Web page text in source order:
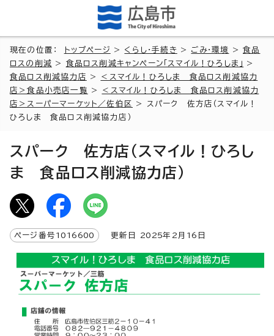
現在の位置： トップページ > くらし・手続き > ごみ・環境 >食品
ロスの削減 > 食品ロス削減キャンペーン「スマイル！ひろしま」
>
食品ロス削減協力店
>
＜スマイル！ひろしま 食品ロス削減協力
店＞食品小売店一覧
>
＜スマイル！ひろしま 食品ロス削減協力
店＞スーパーマーケット／佐伯区
> スパーク 佐方店（スマイル！
ひろしま 食品ロス削減協力店）
スパーク 佐方店（スマイル！ひろし
ま 食品ロス削減協力店）
ページ番号 1016600 更新日 2025年2月 16 日